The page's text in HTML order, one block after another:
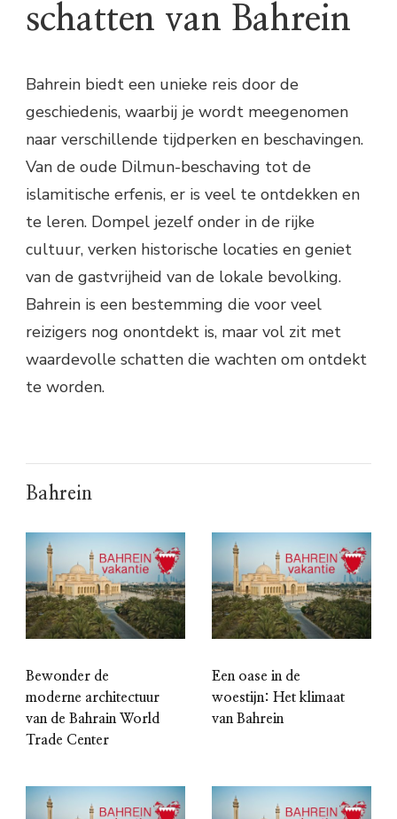
schatten van Bahrein
Bahrein biedt een unieke reis door de
geschiedenis, waarbij je wordt meegenomen
naar verschillende tijdperken en beschavingen.
Van de oude Dilmun-beschaving tot de
islamitische erfenis, er is veel te ontdekken en
te leren. Dompel jezelf onder in de rijke
cultuur, verken historische locaties en geniet
van de gastvrijheid van de lokale bevolking.
Bahrein is een bestemming die voor veel
reizigers nog onontdekt is, maar vol zit met
waardevolle schatten die wachten om ontdekt
te worden.
Bahrein
Bewonder de
moderne architectuur
van de Bahrain World
Trade Center
Een oase in de
woestijn: Het klimaat
van Bahrein